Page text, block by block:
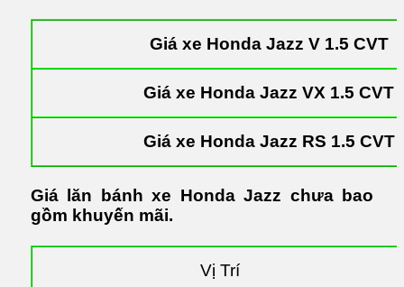
Giá xe Honda Jazz V 1.5 CVT
Giá xe Honda Jazz VX 1.5 CVT
Giá xe Honda Jazz RS 1.5 CVT
Giá lăn bánh xe Honda Jazz chưa bao
gồm khuyến mãi.
Vị Trí